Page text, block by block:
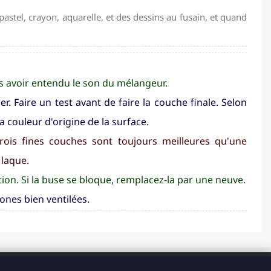
crayon, aquarelle, et des dessins au fusain, et quand
entendu le son du mélangeur.
Faire un test avant de faire la couche finale. Selon
couleur d'origine de la surface.
fines couches sont toujours meilleures qu'une
Si la buse se bloque, remplacez-la par une neuve.
bien ventilées.